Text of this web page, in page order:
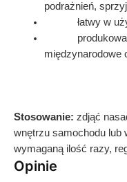
podrażnień,
łatwy w
produkowane
międzynarodowe
Stosowanie: zdjąć
wnętrzu samochodu lub
wymaganą ilość razy,
Opinie